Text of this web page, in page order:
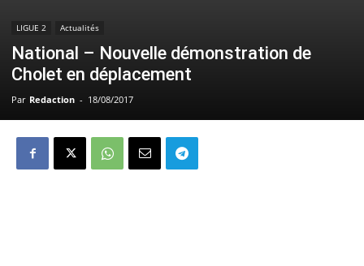
LIGUE 2 Actualités
National – Nouvelle démonstration de
Cholet en déplacement
Par Redaction - 18/08/2017